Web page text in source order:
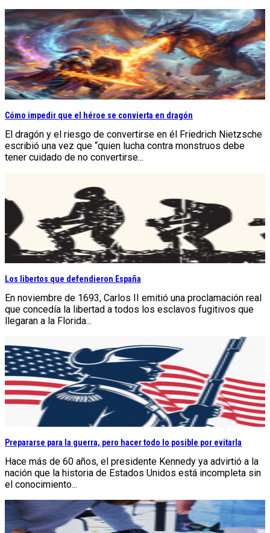
Cómo impedir que el héroe se convierta en dragón
El dragón y el riesgo de convertirse en él Friedrich Nietzsche
escribió una vez que “quien lucha contra monstruos debe
tener cuidado de no convertirse...
Los libertos que defendieron España
En noviembre de 1693, Carlos II emitió una proclamación real
que concedía la libertad a todos los esclavos fugitivos que
llegaran a la Florida...
Prepararse para la guerra, pero hacer todo lo posible por evitarla
Hace más de 60 años, el presidente Kennedy ya advirtió a la
nación que la historia de Estados Unidos está incompleta sin
el conocimiento...